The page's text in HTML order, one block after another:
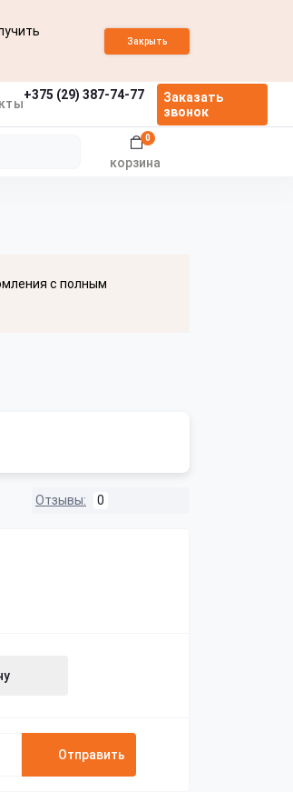
Закрыть
+375 (29) 387-74-77
Заказать
звонок
корзина
0
с полным
Отзывы: 0
Отправить